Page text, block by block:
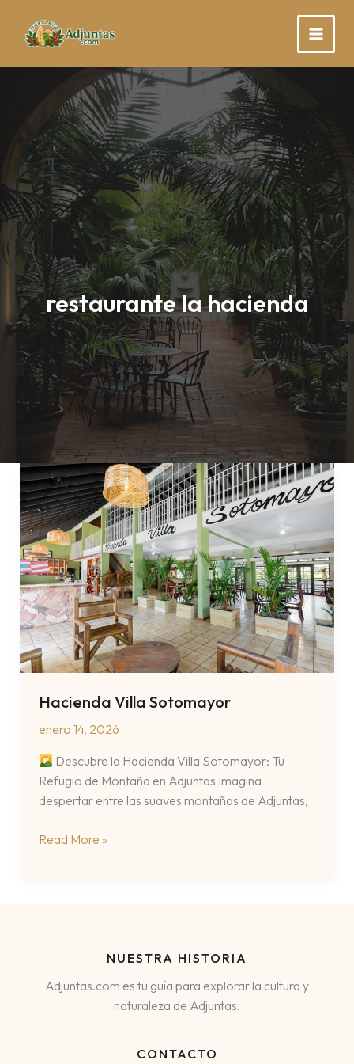
content
restaurante la hacienda
Hacienda Villa Sotomayor
enero 14, 2026
Descubre la Hacienda Villa Sotomayor: Tu
Refugio de Montaña en Adjuntas Imagina
despertar entre las suaves montañas de Adjuntas,
Hacienda
Read More »
NUESTRA HISTORIA
Adjuntas.com es tu guía para explorar la cultura y
naturaleza de Adjuntas.
CONTACTO